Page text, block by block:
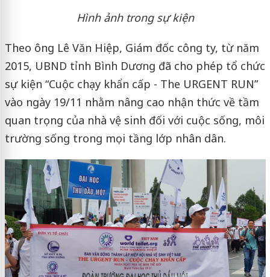
Hình ảnh trong sự kiện
Theo ông Lê Văn Hiệp, Giám đốc công ty, từ năm
2015, UBND tỉnh Bình Dương đã cho phép tổ chức
sự kiện “Cuộc chạy khẩn cấp - The URGENT RUN”
vào ngày 19/11 nhằm nâng cao nhận thức về tầm
quan trọng của nhà vệ sinh đối với cuộc sống, môi
trường sống trong mọi tầng lớp nhân dân.